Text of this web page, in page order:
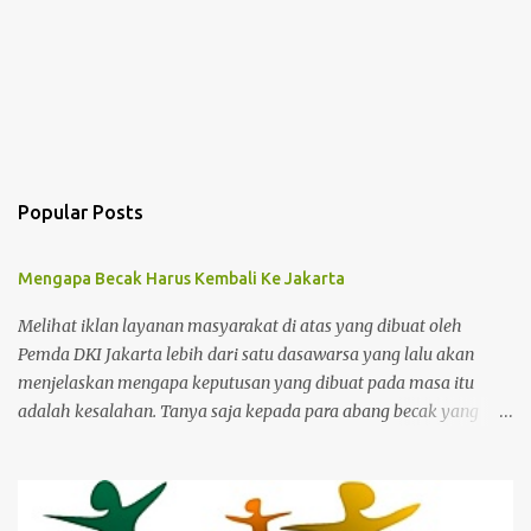
Popular Posts
Mengapa Becak Harus Kembali Ke Jakarta
Melihat iklan layanan masyarakat di atas yang dibuat oleh
Pemda DKI Jakarta lebih dari satu dasawarsa yang lalu akan
menjelaskan mengapa keputusan yang dibuat pada masa itu
adalah kesalahan. Tanya saja kepada para abang becak yang
bukan jangka panjang. Ibukota memang kejam karena para
pemimpinnya juga kejam dan bengis serta gemar menerapkan